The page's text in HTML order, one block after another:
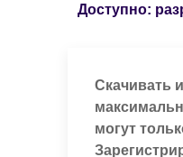
Доступно:
Скачивать
могут